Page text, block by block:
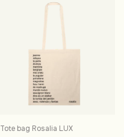
Tote bag Rosalia LUX